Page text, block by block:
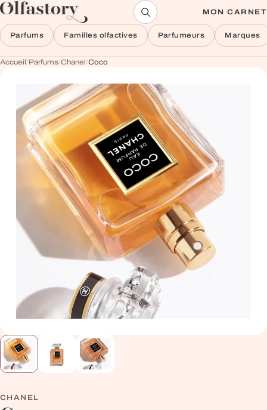
Aller au contenu MON CARNET
Parfums Familles olfactives Parfumeurs Marques
Accueil/Parfums/Chanel/Coco
CHANEL